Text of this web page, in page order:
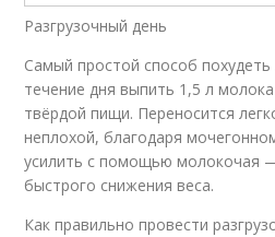
Разгрузочный день
Самый простой способ
течение дня выпить 1,5 л
твёрдой пищи. Переносится
неплохой, благодаря
усилить с помощью молокочая
быстрого снижения веса.
Как правильно провести